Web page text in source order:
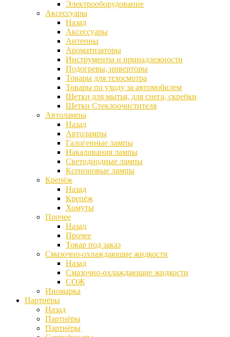
Электрооборудование
Аксессуары
Назад
Аксессуары
Антенны
Ароматизаторы
Инструменты и принадлежности
Подогревы, инверторы
Товары для техосмотра
Товары по уходу за автомобилем
Щетки для мытья, для снега, скребки
Щетки Стеклоочистителя
Автолампы
Назад
Автолампы
Галогенные лампы
Накаливания лампы
Светодиодные лампы
Ксеноновые лампы
Крепёж
Назад
Крепёж
Хомуты
Прочее
Назад
Прочее
Товар под заказ
Смазочно-охлаждающие жидкости
Назад
Смазочно-охлаждающие жидкости
СОЖ
Иномарка
Партнёры
Назад
Партнёры
Партнёры